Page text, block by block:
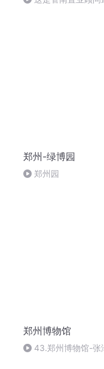
郑州-绿博园
郑州园
郑州博物馆
43.郑州博物馆-张